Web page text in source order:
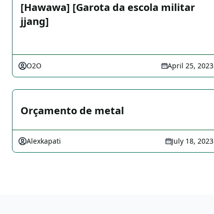
[Hawawa] [Garota da escola militar
jjang]
O2O April 25, 2023
Orçamento de metal
Alexkapati July 18, 2023